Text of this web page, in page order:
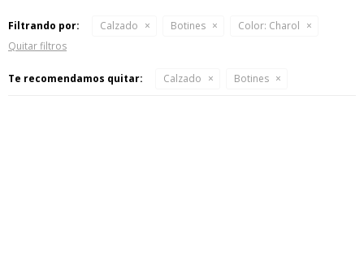
Filtrando por: Calzado Botines Color: Charol
Quitar filtros
Te recomendamos quitar: Calzado Botines